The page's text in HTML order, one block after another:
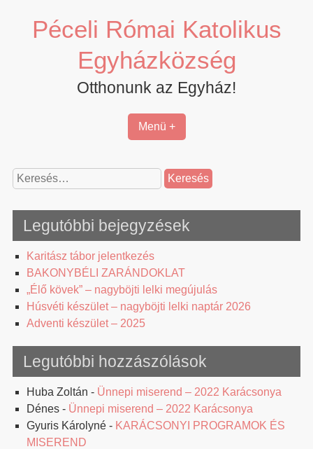
contentPéceli Római Katolikus
Egyházközség
Otthonunk az Egyház!
Menü +
Keresés:
Legutóbbi bejegyzések
Karitász tábor jelentkezés
BAKONYBÉLI ZARÁNDOKLAT
„Élő kövek” – nagyböjti lelki megújulás
Húsvéti készület – nagyböjti lelki naptár 2026
Adventi készület – 2025
Legutóbbi hozzászólások
Huba Zoltán - Ünnepi miserend – 2022 Karácsonya
Dénes- Ünnepi miserend – 2022 Karácsonya
Gyuris Károlyné- KARÁCSONYI PROGRAMOK ÉS
MISEREND